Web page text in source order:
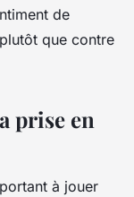
de
que contre
prise en
à jouer